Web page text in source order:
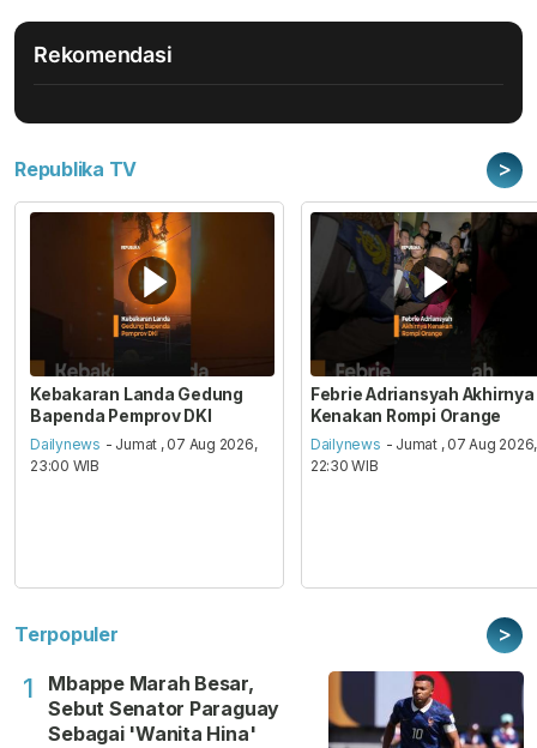
Rekomendasi
Republika TV >
Kebakaran Landa Gedung
Bapenda Pemprov DKI
Dailynews - Jumat , 07 Aug 2026,
23:00 WIB
Febrie Adriansyah Akhirnya
Kenakan Rompi Orange
Dailynews - Jumat , 07 Aug 2026,
22:30 WIB
Terpopuler >
1
Mbappe Marah Besar,
Sebut Senator Paraguay
Sebagai 'Wanita Hina'